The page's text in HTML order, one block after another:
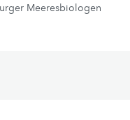
Meeresbiologen